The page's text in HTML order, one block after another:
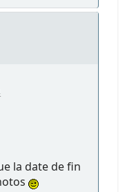
la date de fin